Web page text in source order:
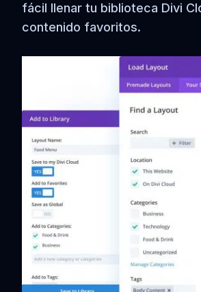
fácil llenar tu biblioteca Divi
contenido favoritos.